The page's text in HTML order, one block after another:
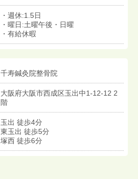
・週休:1.5日
・曜日:土曜午後・日曜
・有給休暇
千寿鍼灸院整骨院
大阪府大阪市西成区玉出中1-12-12 2
階
玉出 徒歩4分
東玉出 徒歩5分
塚西 徒歩6分